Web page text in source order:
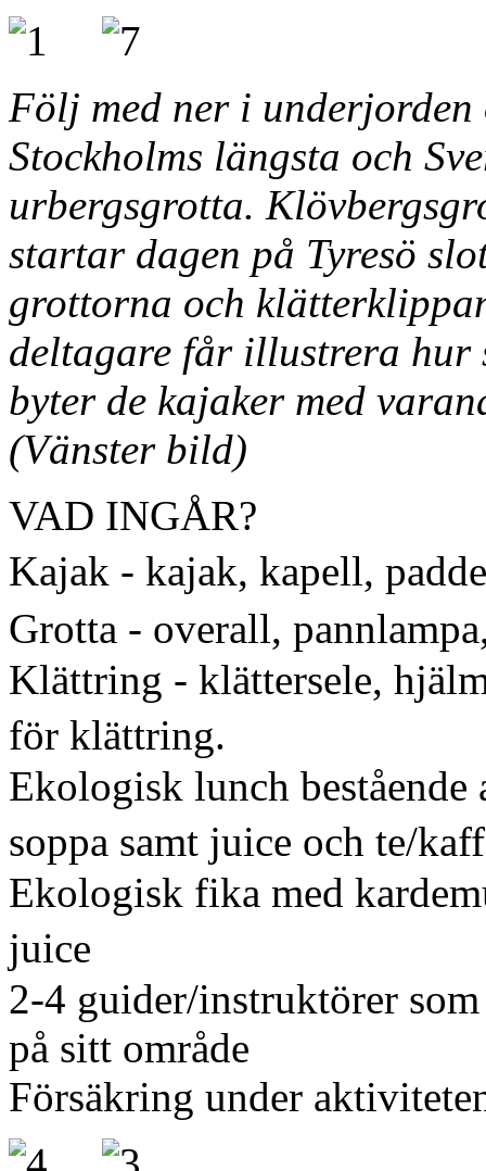
Följ med ner i
Stockholms längsta och
urbergsgrotta.
startar dagen på Tyresö
grottorna och
deltagare får illustrera
byter de kajaker med
(Vänster bild)
VAD INGÅR?
Kajak - kajak, kapell,
Grotta - overall,
Klättring - klättersele,
för klättring.
Ekologisk lunch
soppa samt juice och te/
Ekologisk fika med
juice
2-4 guider/instruktörer
på sitt område
Försäkring under